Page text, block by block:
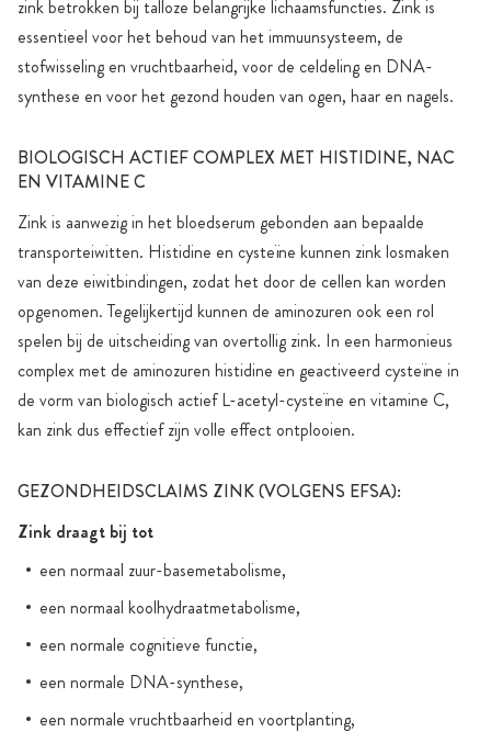
zink betrokken bij talloze belangrijke lichaamsfuncties. Zink is
essentieel voor het behoud van het immuunsysteem, de
stofwisseling en vruchtbaarheid, voor de celdeling en DNA-
synthese en voor het gezond houden van ogen, haar en nagels.
BIOLOGISCH ACTIEF COMPLEX MET HISTIDINE, NAC
EN VITAMINE C
Zink is aanwezig in het bloedserum gebonden aan bepaalde
transporteiwitten. Histidine en cysteïne kunnen zink losmaken
van deze eiwitbindingen, zodat het door de cellen kan worden
opgenomen. Tegelijkertijd kunnen de aminozuren ook een rol
spelen bij de uitscheiding van overtollig zink. In een harmonieus
complex met de aminozuren histidine en geactiveerd cysteïne in
de vorm van biologisch actief L-acetyl-cysteïne en vitamine C,
kan zink dus effectief zijn volle effect ontplooien.
GEZONDHEIDSCLAIMS ZINK (VOLGENS EFSA):
Zink draagt bij tot
een normaal zuur-basemetabolisme,
een normaal koolhydraatmetabolisme,
een normale cognitieve functie,
een normale DNA-synthese,
een normale vruchtbaarheid en voortplanting,